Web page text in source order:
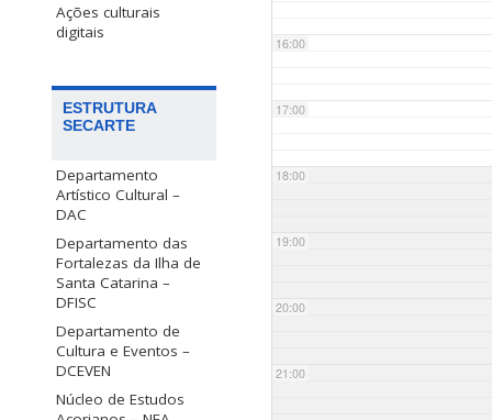
Ações culturais
digitais
ESTRUTURA
SECARTE
Departamento
Artístico Cultural –
DAC
Departamento das
Fortalezas da Ilha de
Santa Catarina –
DFISC
Departamento de
Cultura e Eventos –
DCEVEN
Núcleo de Estudos
16:00
17:00
18:00
19:00
20:00
21:00